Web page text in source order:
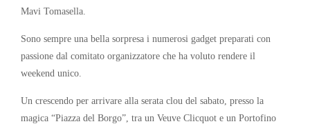
Mavi Tomasella.
Sono sempre una bella sorpresa i numerosi gadget preparati con
passione dal comitato organizzatore che ha voluto rendere il
weekend unico.
Un crescendo per arrivare alla serata clou del sabato, presso la
magica “Piazza del Borgo”, tra un Veuve Clicquot e un Portofino